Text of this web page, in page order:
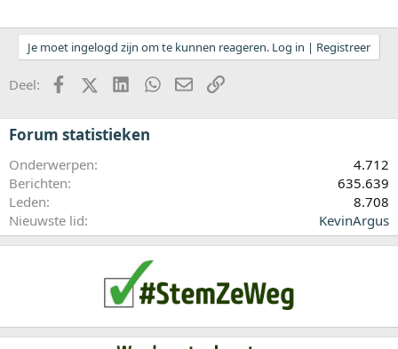
Je moet ingelogd zijn om te kunnen reageren. Log in | Registreer
Deel: FacebookX (Twitter)LinkedInWhatsApp
E-mailkoppeling
Forum statistieken
Onderwerpen
4.712
Berichten
635.639
Leden
8.708
Nieuwste lid
KevinArgus